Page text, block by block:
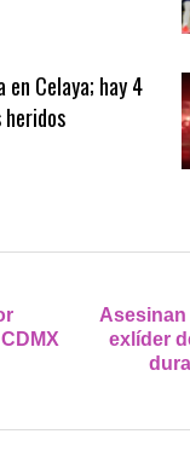
en Celaya; hay 4
Asesinan
exlíder